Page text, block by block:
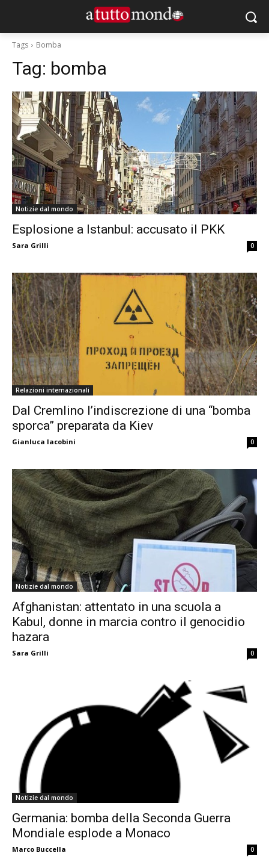
Tags Bomba
Tag: bomba
Notizie dal mondo
Esplosione a Istanbul: accusato il PKK
Sara Grilli 0
Relazioni internazionali
Dal Cremlino l’indiscrezione di una “bomba
sporca” preparata da Kiev
Gianluca Iacobini 0
Notizie dal mondo
Afghanistan: attentato in una scuola a
Kabul, donne in marcia contro il genocidio
hazara
Sara Grilli 0
Notizie dal mondo
Germania: bomba della Seconda Guerra
Mondiale esplode a Monaco
Marco Buccella 0